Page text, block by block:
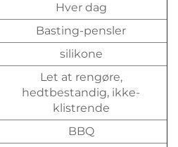
Hver dag
Basting-pensler
silikone
Let at rengøre,
hedtbestandig, ikke-
klistrende
BBQ